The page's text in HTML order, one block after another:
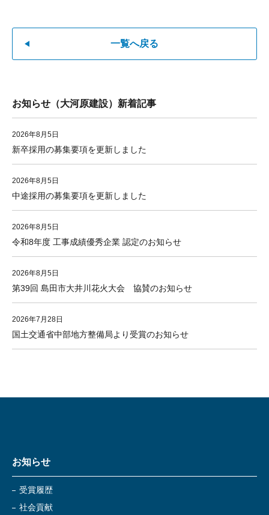
一覧へ戻る
お知らせ（大河原建設）新着記事
2026年8月5日
新卒採用の募集要項を更新しました
2026年8月5日
中途採用の募集要項を更新しました
2026年8月5日
令和8年度 工事成績優秀企業 認定のお知らせ
2026年8月5日
第39回 島田市大井川花火大会 協賛のお知らせ
2026年7月28日
国土交通省中部地方整備局より受賞のお知らせ
お知らせ
受賞履歴
社会貢献